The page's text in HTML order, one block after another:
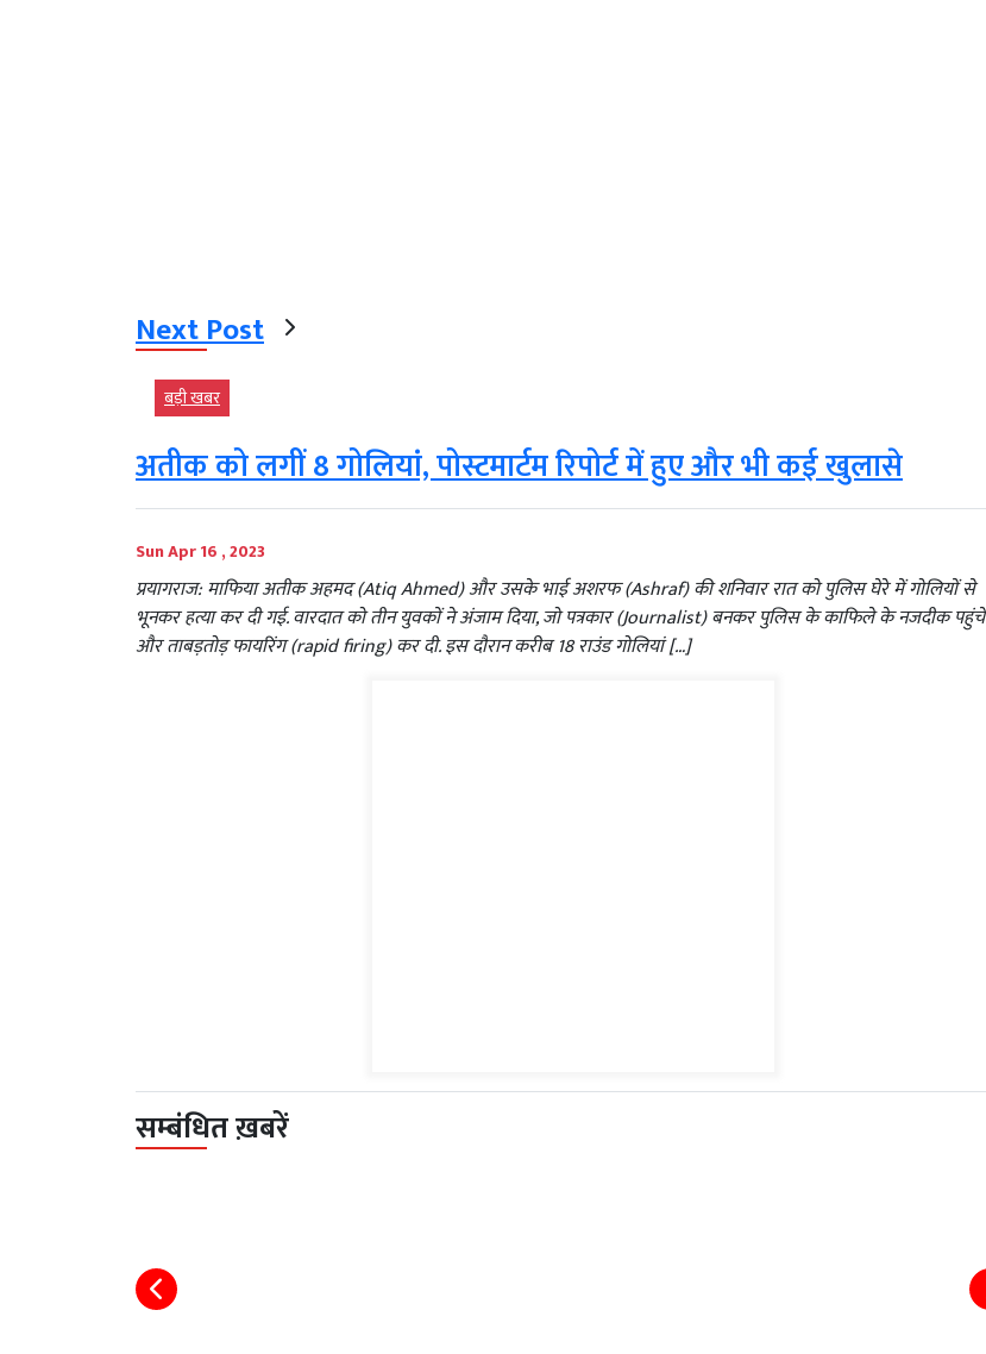
Next Post
बड़ी खबर
अतीक को लगीं 8 गोलियां, पोस्टमार्टम रिपोर्ट में हुए और भी कई खुलासे
Sun Apr 16 , 2023
प्रयागराज: माफिया अतीक अहमद (Atiq Ahmed) और उसके भाई अशरफ (Ashraf) की शनिवार रात को पुलिस घेरे में गोलियों से
भूनकर हत्या कर दी गई. वारदात को तीन युवकों ने अंजाम दिया, जो पत्रकार (Journalist) बनकर पुलिस के काफिले के नजदीक पहुंचे
और ताबड़तोड़ फायरिंग (rapid firing) कर दी. इस दौरान करीब 18 राउंड गोलियां […]
सम्बंधित ख़बरें